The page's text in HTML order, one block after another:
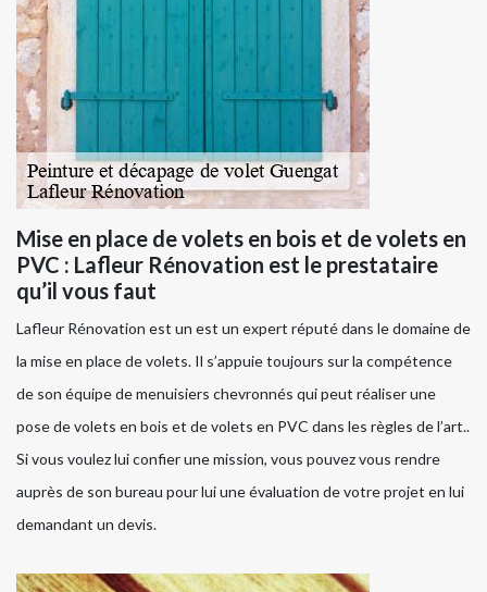
Mise en place de volets en bois et de volets en
PVC : Lafleur Rénovation est le prestataire
qu’il vous faut
Lafleur Rénovation est un est un expert réputé dans le domaine de
la mise en place de volets. Il s’appuie toujours sur la compétence
de son équipe de menuisiers chevronnés qui peut réaliser une
pose de volets en bois et de volets en PVC dans les règles de l’art..
Si vous voulez lui confier une mission, vous pouvez vous rendre
auprès de son bureau pour lui une évaluation de votre projet en lui
demandant un devis.